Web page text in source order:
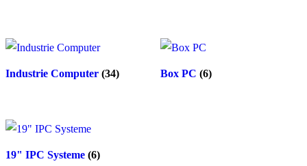
Industrie Computer (34) Box PC (6)
19" IPC Systeme (6)